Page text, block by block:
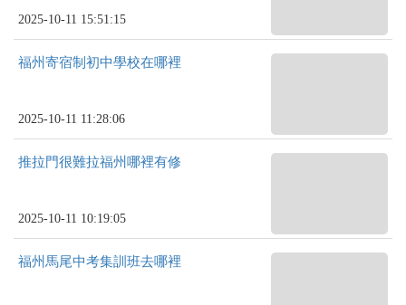
2025-10-11 15:51:15
福州寄宿制初中學校在哪裡
2025-10-11 11:28:06
推拉門很難拉福州哪裡有修
2025-10-11 10:19:05
福州馬尾中考集訓班去哪裡